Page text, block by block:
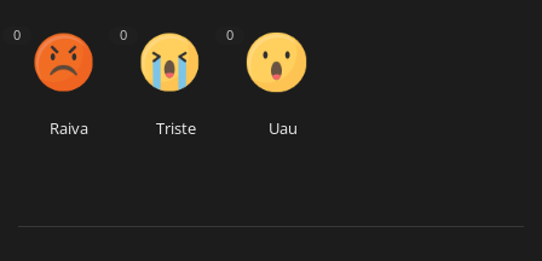
0
Raiva
0
Triste
0
Uau